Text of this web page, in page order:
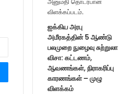
ஐக்கிய அரபு
அமீரகத்தின் 5 ஆண்டு
பலமுறை நுழைவு சுற்றுலா
விசா: கட்டணம்,
ஆவணங்கள், நிராகரிப்பு
காரணங்கள் – முழு
விளக்கம்